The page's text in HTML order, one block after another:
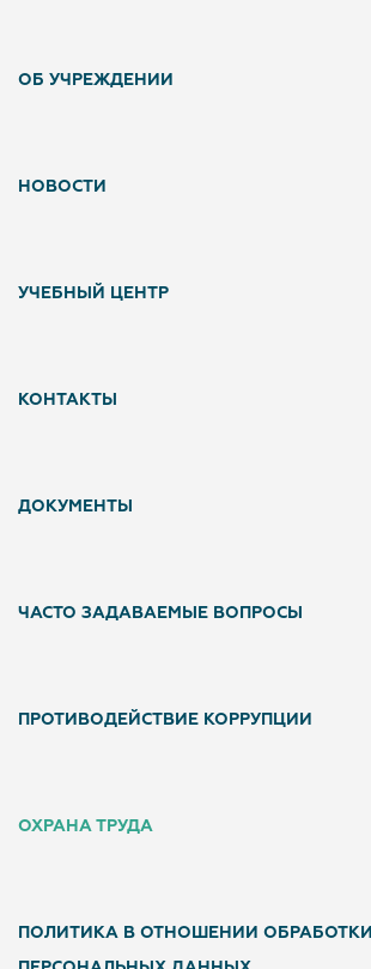
ОБ УЧРЕЖДЕНИИ
НОВОСТИ
УЧЕБНЫЙ ЦЕНТР
КОНТАКТЫ
ДОКУМЕНТЫ
ЧАСТО ЗАДАВАЕМЫЕ ВОПРОСЫ
ПРОТИВОДЕЙСТВИЕ КОРРУПЦИИ
ОХРАНА ТРУДА
ПОЛИТИКА В ОТНОШЕНИИ ОБРАБОТКИ